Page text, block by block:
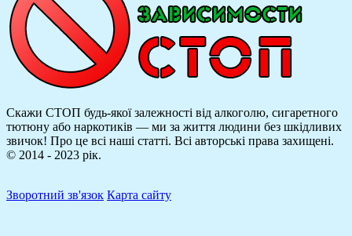
Скажи СТОП будь-якої залежності від алкоголю, сигаретного
тютюну або наркотиків — ми за життя людини без шкідливих
звичок! Про це всі наші статті. Всі авторські права захищені.
© 2014 - 2023 рік.
Зворотний зв'язок Карта сайту